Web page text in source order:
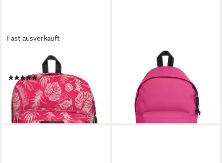
Fast ausverkauft
Rucksack Pinnacle
(8)
76,00 €
lieferbar - in 2-3 Werktagen bei dir
+14
Rucksack Orbit, Polyamid
ab 40,39 €
lieferbar - in 7-9 Werktagen bei dir